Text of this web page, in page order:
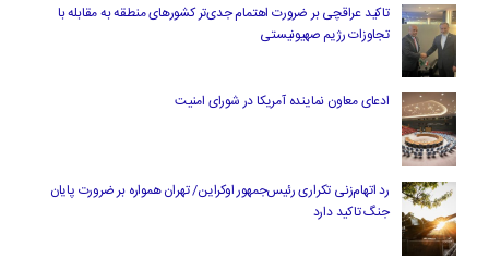
تاکید عراقچی بر ضرورت اهتمام جدی‌تر کشورهای منطقه به مقابله با
تجاوزات رژیم صهیونیستی
ادعای معاون نماینده آمریکا در شورای امنیت
رد اتهام‌زنی تکراری رئیس‌جمهور اوکراین/ تهران همواره بر ضرورت پایان
جنگ تاکید دارد